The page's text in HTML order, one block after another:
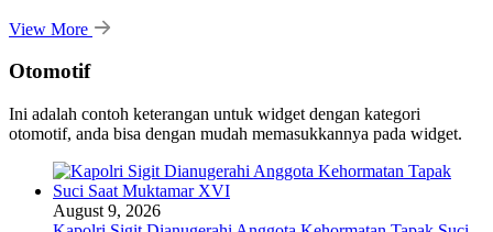
View More
Otomotif
Ini adalah contoh keterangan untuk widget dengan kategori
otomotif, anda bisa dengan mudah memasukkannya pada widget.
August 9, 2026